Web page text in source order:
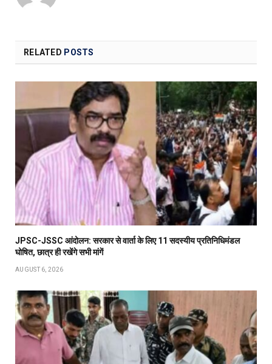
RELATED POSTS
JPSC-JSSC आंदोलन: सरकार से वार्ता के लिए 11 सदस्यीय प्रतिनिधिमंडल
घोषित, छात्र ही रखेंगे सभी मांगें
AUGUST 6, 2026